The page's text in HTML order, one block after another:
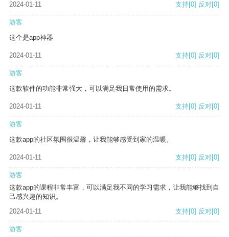
2024-01-11 支持[0] 反对[0]
游客
这个是app神器
2024-01-11 支持[0] 反对[0]
游客
这款软件的功能非常强大，可以满足我日常使用的需求。
2024-01-11 支持[0] 反对[0]
游客
这款app的社区氛围很温馨，让我能够感受到家的温暖。
2024-01-11 支持[0] 反对[0]
游客
这款app的课程非常丰富，可以满足我不同的学习需求，让我能够找到自
己感兴趣的知识。
2024-01-11
支持[0] 反对[0]
游客